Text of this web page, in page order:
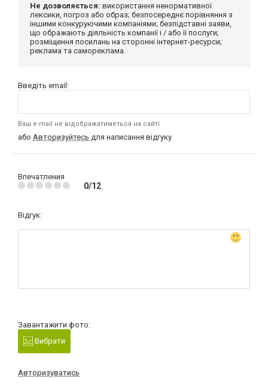
Не дозволяється: використання ненормативної
лексики, погроз або образ; безпосереднє порівняння з
іншими конкуруючими компаніями; безпідставні заяви,
що ображають діяльність компанії і / або її послуги;
розміщення посилань на сторонні інтернет-ресурси;
реклама та самореклама.
Введіть email:
Ваш e-mail не відображатиметься на сайті
або Авторизуйтесь для написання відгуку
Впечатления
0/12
Відгук:
Завантажити фото:
Вибрати
Авторизуватись